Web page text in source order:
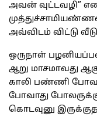
அவன் வுட்டவழி”
அவ்விடம் விட்டு
ஒருநாள்
ஆறு மாசமாவது
காலி பண்ணி
போவாது
கொடவுனு